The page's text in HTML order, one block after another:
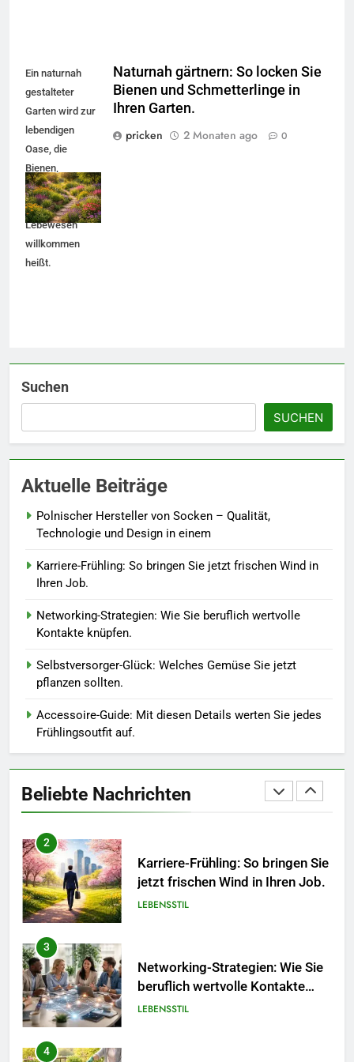
Ein naturnah
gestalteter
Garten wird zur
lebendigen
Oase, die
Bienen,
Schmetterlinge
und viele andere
Lebewesen
willkommen
heißt.
Naturnah gärtnern: So locken Sie
Bienen und Schmetterlinge in
Ihren Garten.
pricken
2 Monaten ago 0
Suchen
SUCHEN
Aktuelle Beiträge
Polnischer Hersteller von Socken – Qualität,
Technologie und Design in einem
Karriere-Frühling: So bringen Sie jetzt frischen Wind in
Ihren Job.
Networking-Strategien: Wie Sie beruflich wertvolle
Kontakte knüpfen.
Selbstversorger-Glück: Welches Gemüse Sie jetzt
pflanzen sollten.
Accessoire-Guide: Mit diesen Details werten Sie jedes
Frühlingsoutfit auf.
Beliebte Nachrichten
5
Sie Bienen und Schmetterlinge
Berufliche Neuorientierung: Mut
zum Quereinstieg in der neuen
Saison.
LEBENSSTIL
8
So kombinieren Sie Pastelltöne
1
Socken – Qualität, Technologie
2
jetzt frischen Wind in Ihren Job.
LEBENSSTIL
3
Networking-Strategien: Wie Sie
beruflich wertvolle Kontakte
knüpfen.
LEBENSSTIL
4
Selbstversorger-Glück: Welches
Gemüse Sie jetzt pflanzen
sollten.
LEBENSSTIL
5